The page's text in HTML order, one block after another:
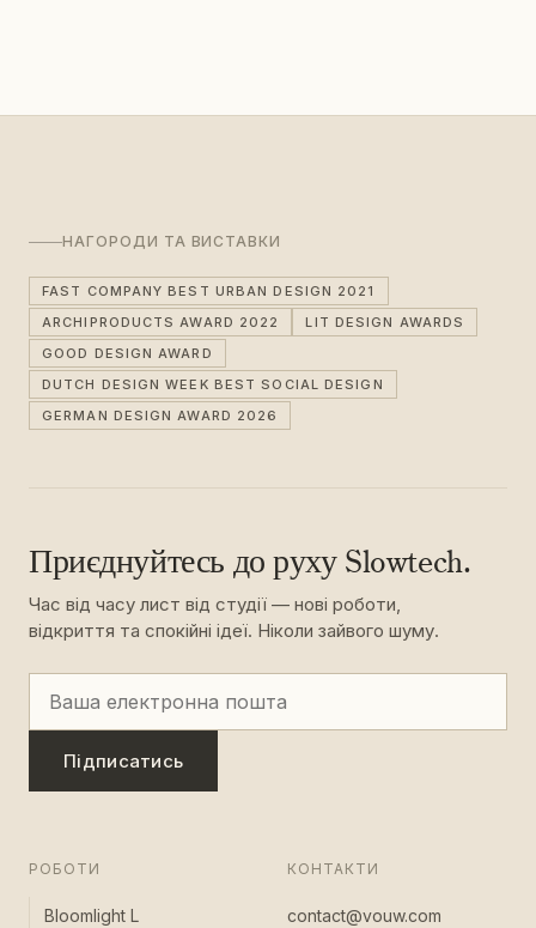
НАГОРОДИ ТА ВИСТАВКИ
FAST COMPANY BEST URBAN DESIGN 2021
ARCHIPRODUCTS AWARD 2022
LIT DESIGN AWARDS
GOOD DESIGN AWARD
DUTCH DESIGN WEEK BEST SOCIAL DESIGN
GERMAN DESIGN AWARD 2026
Приєднуйтесь до руху Slowtech.
Час від часу лист від студії — нові роботи,
відкриття та спокійні ідеї. Ніколи зайвого шуму.
Підписатись
РОБОТИ
Bloomlight L
КОНТАКТИ
contact@vouw.com